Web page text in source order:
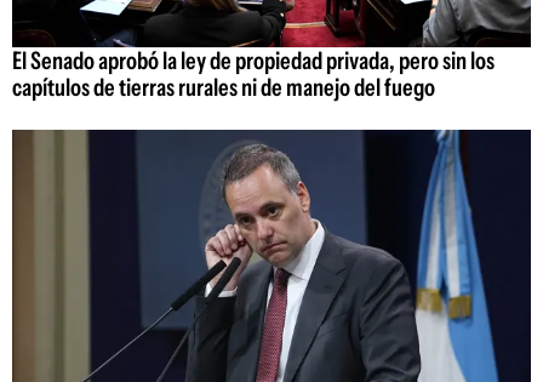
El Senado aprobó la ley de propiedad privada, pero sin los
capítulos de tierras rurales ni de manejo del fuego